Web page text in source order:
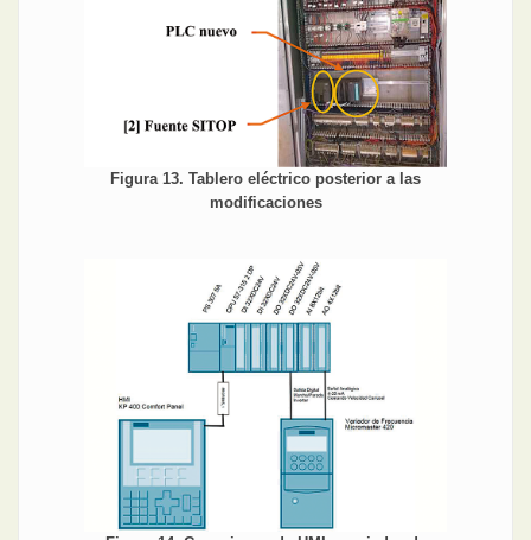
Figura 13. Tablero eléctrico posterior a las
modificaciones